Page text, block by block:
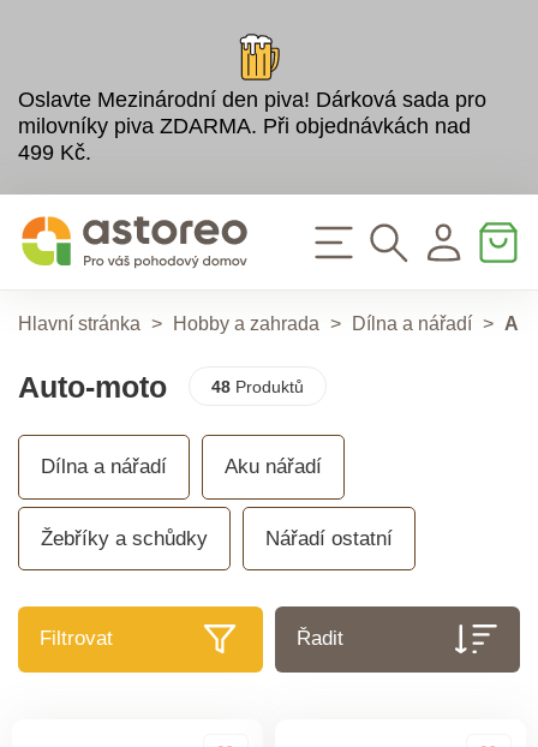
Oslavte Mezinárodní den piva! Dárková sada pro
milovníky piva ZDARMA. Při objednávkách nad
499 Kč.
Hlavní stránka > Hobby a zahrada > Dílna a nářadí >
Auto-moto 48Produktů
Dílna a nářadí Aku nářadí
Žebříky a schůdky Nářadí ostatní
Filtrovat Řadit